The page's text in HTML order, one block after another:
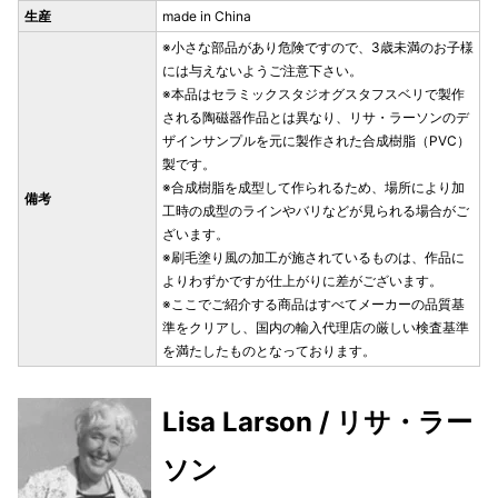
生産 made in China
備考
※小さな部品があり危険ですので、3歳未満のお子様
には与えないようご注意下さい。
※本品はセラミックスタジオグスタフスベリで製作
される陶磁器作品とは異なり、リサ・ラーソンのデ
ザインサンプルを元に製作された合成樹脂（PVC）
製です。
※合成樹脂を成型して作られるため、場所により加
工時の成型のラインやバリなどが見られる場合がご
ざいます。
※刷毛塗り風の加工が施されているものは、作品に
よりわずかですが仕上がりに差がございます。
※ここでご紹介する商品はすべてメーカーの品質基
準をクリアし、国内の輸入代理店の厳しい検査基準
を満たしたものとなっております。
Lisa Larson / リサ・ラー
ソン